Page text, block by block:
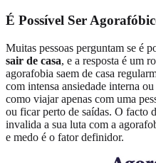
É Possível Ser
Muitas pessoas perguntam se é
sair de casa, e a resposta é um
agorafobia saem de casa
com intensa ansiedade interna
como viajar apenas com uma
ou ficar perto de saídas. O facto
invalida a sua luta com a
e medo é o fator definidor.